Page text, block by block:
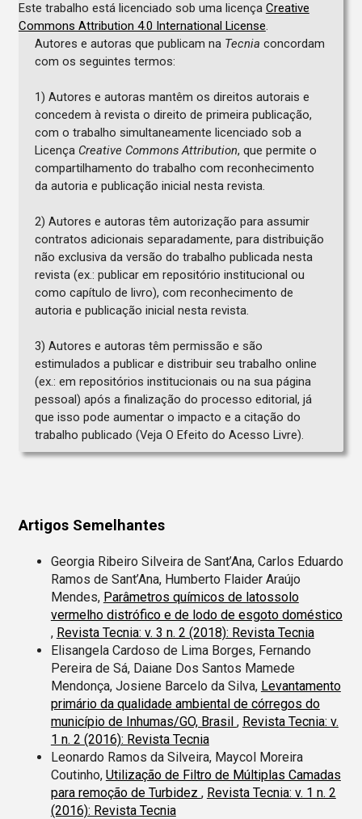
Este trabalho está licenciado sob uma licença Creative
Commons Attribution 4.0 International License.
Autores e autoras que publicam na Tecnia concordam
com os seguintes termos:
1) Autores e autoras mantêm os direitos autorais e
concedem à revista o direito de primeira publicação,
com o trabalho simultaneamente licenciado sob a
Licença Creative Commons Attribution, que permite o
compartilhamento do trabalho com reconhecimento
da autoria e publicação inicial nesta revista.
2) Autores e autoras têm autorização para assumir
contratos adicionais separadamente, para distribuição
não exclusiva da versão do trabalho publicada nesta
revista (ex.: publicar em repositório institucional ou
como capítulo de livro), com reconhecimento de
autoria e publicação inicial nesta revista.
3) Autores e autoras têm permissão e são
estimulados a publicar e distribuir seu trabalho online
(ex.: em repositórios institucionais ou na sua página
pessoal) após a finalização do processo editorial, já
que isso pode aumentar o impacto e a citação do
trabalho publicado (Veja O Efeito do Acesso Livre).
Artigos Semelhantes
Georgia Ribeiro Silveira de Sant’Ana, Carlos Eduardo
Ramos de Sant’Ana, Humberto Flaider Araújo
Mendes, Parâmetros químicos de latossolo
vermelho distrófico e de lodo de esgoto doméstico
, Revista Tecnia: v. 3 n. 2 (2018): Revista Tecnia
Elisangela Cardoso de Lima Borges, Fernando
Pereira de Sá, Daiane Dos Santos Mamede
Mendonça, Josiene Barcelo da Silva, Levantamento
primário da qualidade ambiental de córregos do
município de Inhumas/GO, Brasil , Revista Tecnia: v.
1 n. 2 (2016): Revista Tecnia
Leonardo Ramos da Silveira, Maycol Moreira
Coutinho, Utilização de Filtro de Múltiplas Camadas
para remoção de Turbidez , Revista Tecnia: v. 1 n. 2
(2016): Revista Tecnia